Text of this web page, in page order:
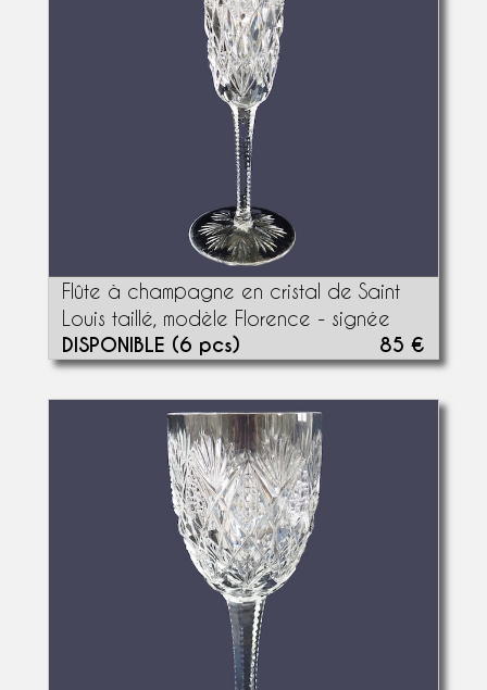
Flûte à champagne en cristal de Saint
Louis taillé, modèle Florence - signée
DISPONIBLE (6 pcs) 85 €